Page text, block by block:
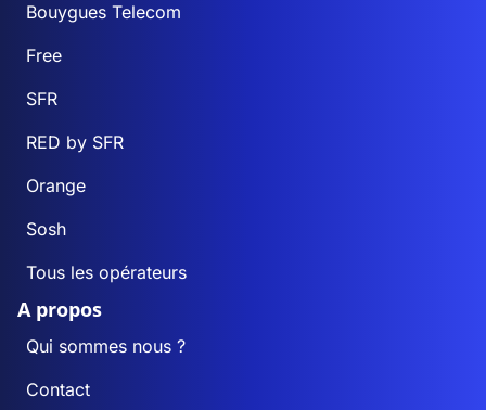
Bouygues Telecom
Free
SFR
RED by SFR
Orange
Sosh
Tous les opérateurs
A propos
Qui sommes nous ?
Contact